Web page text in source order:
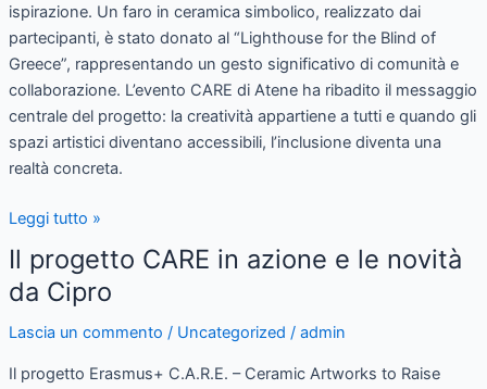
ispirazione. Un faro in ceramica simbolico, realizzato dai
partecipanti, è stato donato al “Lighthouse for the Blind of
Greece”, rappresentando un gesto significativo di comunità e
collaborazione. L’evento CARE di Atene ha ribadito il messaggio
centrale del progetto: la creatività appartiene a tutti e quando gli
spazi artistici diventano accessibili, l’inclusione diventa una
realtà concreta.
Leggi tutto »
Il progetto CARE in azione e le novità
da Cipro
Lascia un commento / Uncategorized / admin
Il progetto Erasmus+ C.A.R.E. – Ceramic Artworks to Raise
Il
progetto
CARE
in